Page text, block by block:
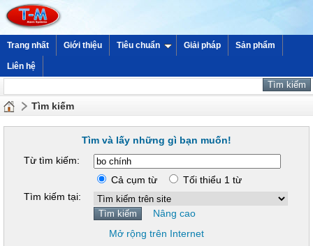
Trang nhất Giới thiệu Tiêu chuẩn Giải pháp Sản phẩm
Liên hệ
Tìm kiếm
Tìm và lấy những gì bạn muốn!
Từ tìm kiếm:
Cả cụm từ
Tối thiểu 1 từ
Tìm kiếm tại:
Nâng cao
Mở rộng trên Internet